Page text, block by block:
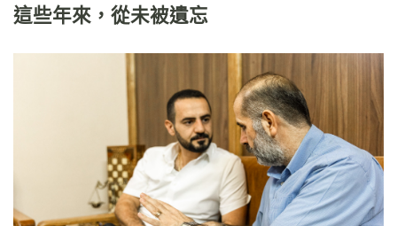
這些年來，從未被遺忘